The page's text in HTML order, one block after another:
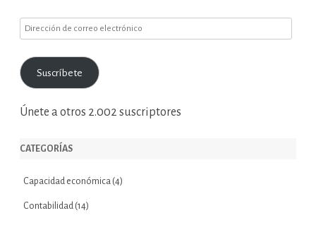
Dirección
correo
electrónico
Suscríbete
Únete a otros 2.002 suscriptores
CATEGORÍAS
Capacidad económica (4)
Contabilidad (14)